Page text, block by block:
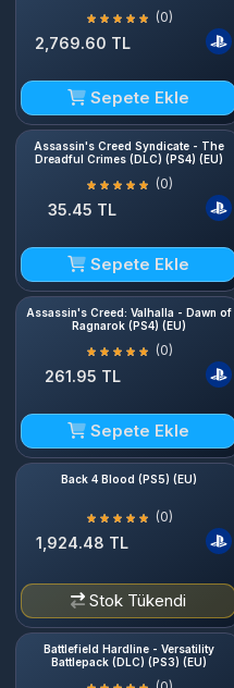
(0)
2,769.60 TL
Sepete Ekle
Assassin's Creed Syndicate - The
Dreadful Crimes (DLC) (PS4) (EU)
(0)
35.45 TL
Sepete Ekle
Assassin's Creed: Valhalla - Dawn of
Ragnarok (PS4) (EU)
(0)
261.95 TL
Sepete Ekle
Back 4 Blood (PS5) (EU)
(0)
1,924.48 TL
Stok Tükendi
Battlefield Hardline - Versatility
Battlepack (DLC) (PS3) (EU)